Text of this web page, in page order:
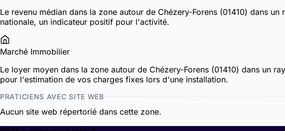
Le revenu médian dans la zone autour de Chézery-Forens (01410) dans un
nationale, un indicateur positif pour l'activité.
Marché Immobilier
Le loyer moyen dans la zone autour de Chézery-Forens (01410) dans un
pour l'estimation de vos charges fixes lors d'une installation.
PRATICIENS AVEC SITE WEB
Aucun site web répertorié dans cette zone.